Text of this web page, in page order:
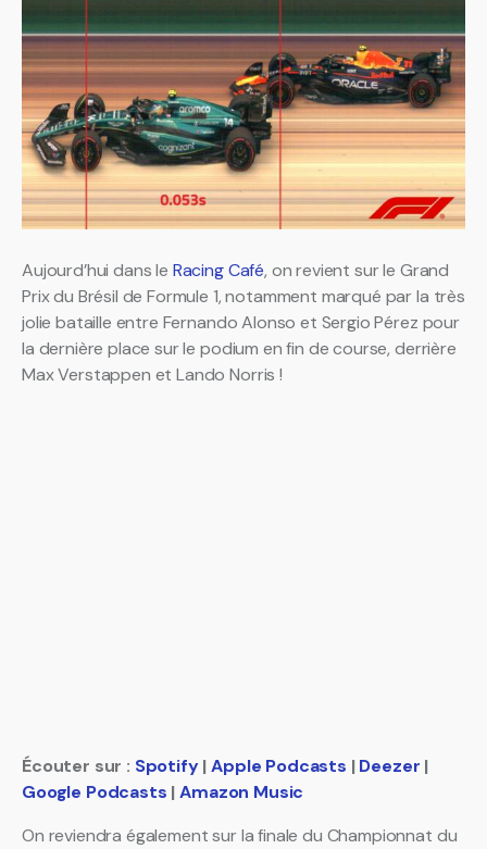
Aujourd’hui dans le Racing Café, on revient sur le Grand
Prix du Brésil de Formule 1, notamment marqué par la très
jolie bataille entre Fernando Alonso et Sergio Pérez pour
la dernière place sur le podium en fin de course, derrière
Max Verstappen et Lando Norris !
Écouter sur : Spotify|Apple Podcasts |Deezer |
Google Podcasts |Amazon Music
On reviendra également sur la finale du Championnat du